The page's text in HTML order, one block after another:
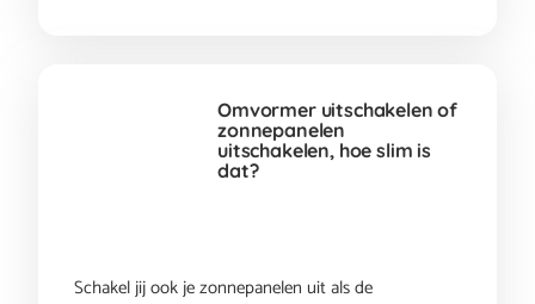
Omvormer uitschakelen of
zonnepanelen
uitschakelen, hoe slim is
dat?
Schakel jij ook je zonnepanelen uit als de